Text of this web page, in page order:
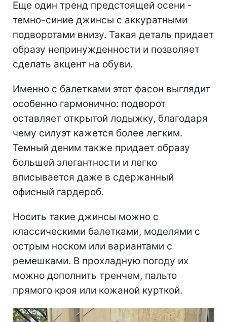
Еще один тренд предстоящей осени -
темно-синие джинсы с аккуратными
подворотами внизу. Такая деталь придает
образу непринужденности и позволяет
сделать акцент на обуви.
Именно с балетками этот фасон выглядит
особенно гармонично: подворот
оставляет открытой лодыжку, благодаря
чему силуэт кажется более легким.
Темный деним также придает образу
большей элегантности и легко
вписывается даже в сдержанный
офисный гардероб.
Носить такие джинсы можно с
классическими балетками, моделями с
острым носком или вариантами с
ремешками. В прохладную погоду их
можно дополнить тренчем, пальто
прямого кроя или кожаной курткой.